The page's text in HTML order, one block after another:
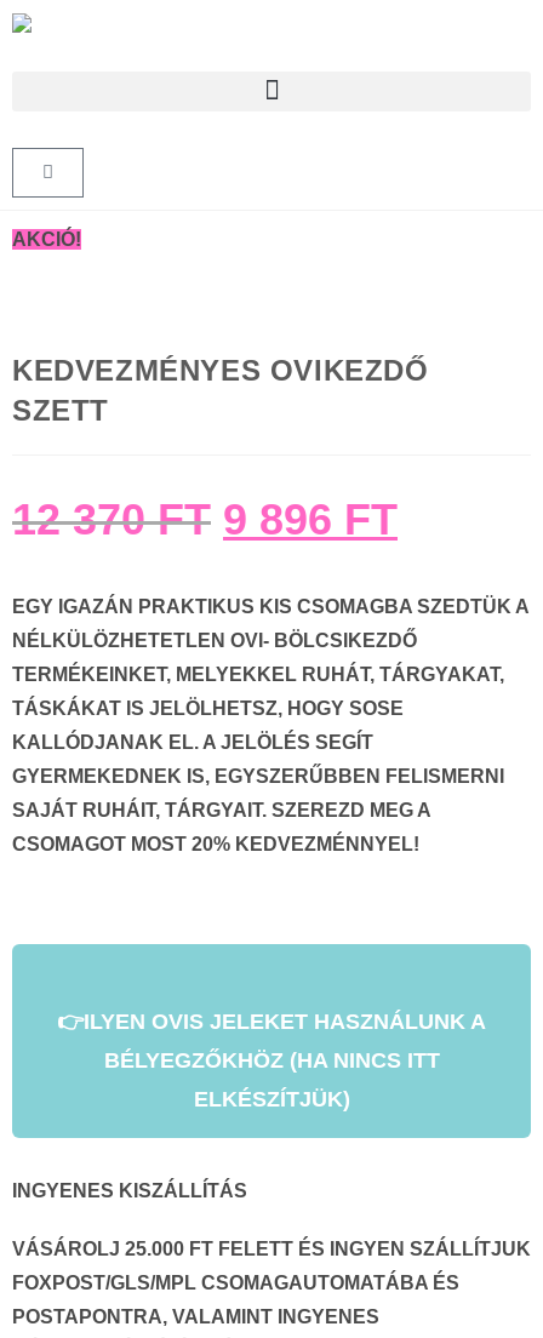
AKCIÓ!
KEDVEZMÉNYES OVIKEZDŐ
SZETT
12 370FT 9 896 FT
EGY IGAZÁN PRAKTIKUS KIS CSOMAGBA SZEDTÜK A
NÉLKÜLÖZHETETLEN OVI- BÖLCSIKEZDŐ
TERMÉKEINKET, MELYEKKEL RUHÁT, TÁRGYAKAT,
TÁSKÁKAT IS JELÖLHETSZ, HOGY SOSE
KALLÓDJANAK EL. A JELÖLÉS SEGÍT
GYERMEKEDNEK IS, EGYSZERŰBBEN FELISMERNI
SAJÁT RUHÁIT, TÁRGYAIT. SZEREZD MEG A
CSOMAGOT MOST 20% KEDVEZMÉNNYEL!
👉️ILYEN OVIS JELEKET HASZNÁLUNK A
BÉLYEGZŐKHÖZ (HA NINCS ITT
ELKÉSZÍTJÜK)
INGYENES KISZÁLLÍTÁS
VÁSÁROLJ 25.000 FT FELETT ÉS INGYEN SZÁLLÍTJUK
FOXPOST/GLS/MPL CSOMAGAUTOMATÁBA ÉS
POSTAPONTRA, VALAMINT INGYENES